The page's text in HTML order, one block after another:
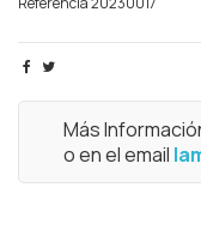
Más
o en el email